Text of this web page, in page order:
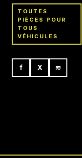
TOUTES
PIÈCES POUR
TOUS
VÉHICULES
f X ≋